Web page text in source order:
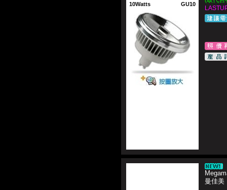
10Watts GU10
曼佳美